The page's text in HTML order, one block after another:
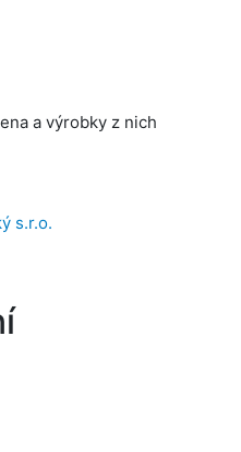
a výrobky z nich
s.r.o.